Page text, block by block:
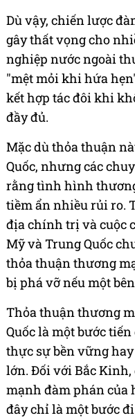
Dù vậy, chiến lược
gây thất vọng cho
nghiệp nước ngoài
"mệt mỏi khi hứa
kết hợp tác đôi khi
đầy đủ.
Mặc dù thỏa thuận
Quốc, nhưng các
rằng tình hình
tiềm ẩn nhiều rủi ro.
địa chính trị và cuộc
Mỹ và Trung Quốc
thỏa thuận thương
bị phá vỡ nếu một
Thỏa thuận thương
Quốc là một bước
thực sự bền vững
lớn. Đối với Bắc
mạnh đàm phán của
đây chỉ là một bước